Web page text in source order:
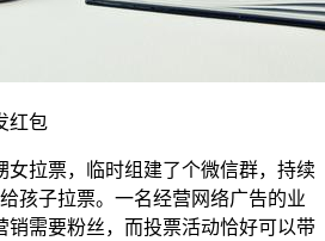
红包
女拉票，临时组建了个微信群，持续
孩子拉票。一名经营网络广告的业
销需要粉丝，而投票活动恰好可以带